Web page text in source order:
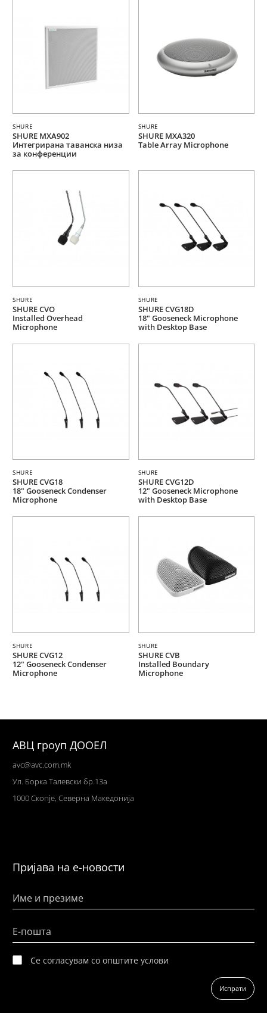
SHURE
SHURE MXA902
Интегрирана таванска низа
за конференции
SHURE
SHURE MXA320
Table Array Microphone
SHURE
SHURE CVO
Installed Overhead
Microphone
SHURE
SHURE CVG18D
18" Gooseneck Microphone
with Desktop Base
SHURE
SHURE CVG18
18" Gooseneck Condenser
Microphone
SHURE
SHURE CVG12D
12" Gooseneck Microphone
with Desktop Base
SHURE
SHURE CVG12
12" Gooseneck Condenser
Microphone
SHURE
SHURE CVB
Installed Boundary
Microphone
АВЦ гроуп ДООЕЛ
avc@avc.com.mk
Ул . Борка Талевски бр.13а
1000 Скопје, Северна Македонија
Пријава на е-новости
Име и презиме
Е-пошта
Се согласувам со општите услови
Испрати